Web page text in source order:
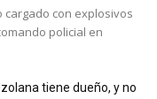
con explosivos
policial en
tiene dueño, y no